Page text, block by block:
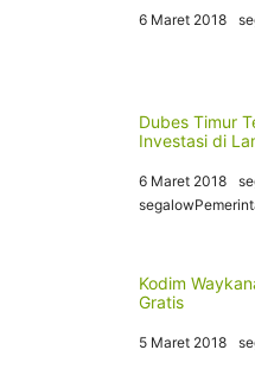
6 Maret 2018
Dubes Timur
Investasi di
6 Maret 2018
Kodim
Gratis
5 Maret 2018